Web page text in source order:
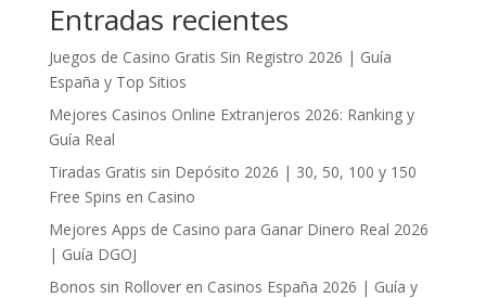
Entradas recientes
Juegos de Casino Gratis Sin Registro 2026 | Guía
España y Top Sitios
Mejores Casinos Online Extranjeros 2026: Ranking y
Guía Real
Tiradas Gratis sin Depósito 2026 | 30, 50, 100 y 150
Free Spins en Casino
Mejores Apps de Casino para Ganar Dinero Real 2026
| Guía DGOJ
Bonos sin Rollover en Casinos España 2026 | Guía y